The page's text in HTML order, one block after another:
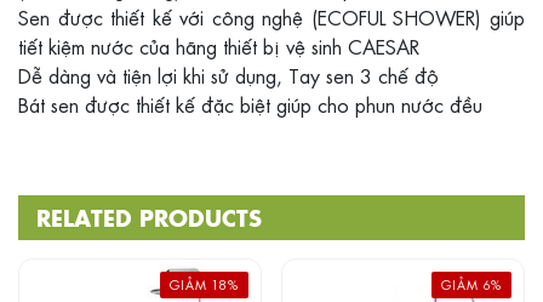
Sen được thiết kế với công nghệ (ECOFUL SHOWER) giúp
tiết kiệm nước của hãng thiết bị vệ sinh CAESAR
Dễ dàng và tiện lợi khi sử dụng, Tay sen 3 chế độ
Bát sen được thiết kế đặc biệt giúp cho phun nước đều
RELATED PRODUCTS
GIẢM 18% GIẢM 6%